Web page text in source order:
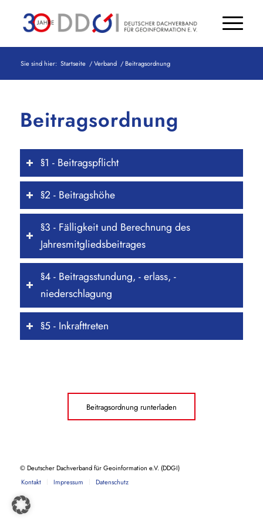
Sie sind hier: Startseite /Verband /Beitragsordnung
Beitragsordnung
§1 - Beitragspflicht
§2 - Beitragshöhe
§3 - Fälligkeit und Berechnung des
Jahresmitgliedsbeitrages
§4 - Beitragsstundung, - erlass, -
niederschlagung
§5 - Inkrafttreten
Beitragsordnung runterladen
© Deutscher Dachverband für Geoinformation e.V. (DDGI)
Kontakt
Impressum Datenschutz